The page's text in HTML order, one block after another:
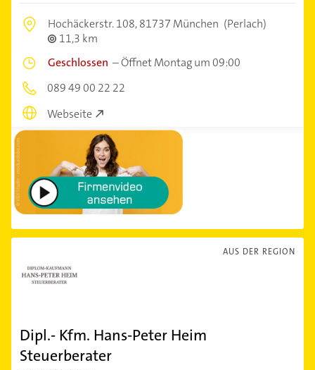
Hochäckerstr. 108,81737 München (Perlach)
11,3 km
Geschlossen –Öffnet Montag um 09:00
089 49 00 22 22
Webseite
AUS DER REGION
Dipl.- Kfm. Hans-Peter Heim
Steuerberater